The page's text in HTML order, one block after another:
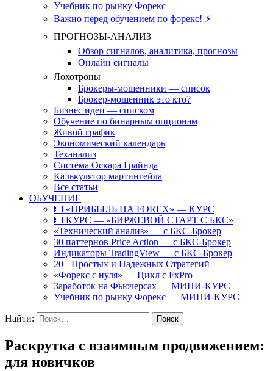
Учебник по рынку Форекс
Важно перед обучением по форекс! ⚡
ПРОГНОЗЫ-АНАЛИЗ
Обзор сигналов, аналитика, прогнозы
Онлайн сигналы
Лохотроны
Брокеры-мошенники — список
Брокер-мошенник это кто?
Бизнес идеи — списком
Обучение по бинарным опционам
Живой график
Экономический календарь
Теханализ
Система Оскара Грайнда
Калькулятор мартингейла
Все статьи
ОБУЧЕНИЕ
💵 «ПРИБЫЛЬ НА FOREX» — КУРС
💵 КУРС — «БИРЖЕВОЙ СТАРТ С БКС»
«Технический анализ» — с БКС-Брокер
30 паттернов Price Action — с БКС-Брокер
Индикаторы TradingView — с БКС-Брокер
20+ Простых и Надежных Стратегий
«Форекс с нуля» — Цикл с FxPro
Заработок на Фьючерсах — МИНИ-КУРС
Учебник по рынку Форекс — МИНИ-КУРС
Найти:
Раскрутка с взаимным продвижением:
для новичков